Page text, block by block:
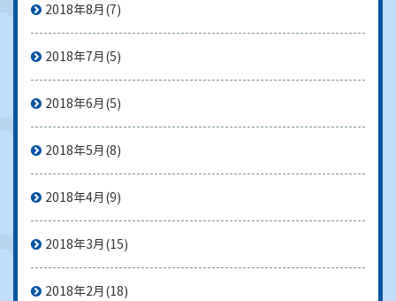
2018年8月 (7)
2018年7月 (5)
2018年6月 (5)
2018年5月 (8)
2018年4月 (9)
2018年3月 (15)
2018年2月 (18)